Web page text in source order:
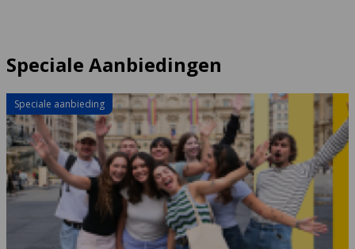
Speciale Aanbiedingen
Speciale aanbieding